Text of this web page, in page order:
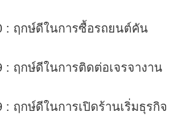
: ฤกษ์ดีในการซื้อรถยนต์คัน
: ฤกษ์ดีในการติดต่อเจรจางาน
: ฤกษ์ดีในการเปิดร้านเริ่มธุรกิจ